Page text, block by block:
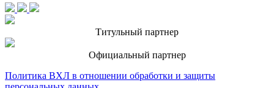
Титульный партнер
Официальный партнер
Политика ВХЛ в отношении обработки и защиты